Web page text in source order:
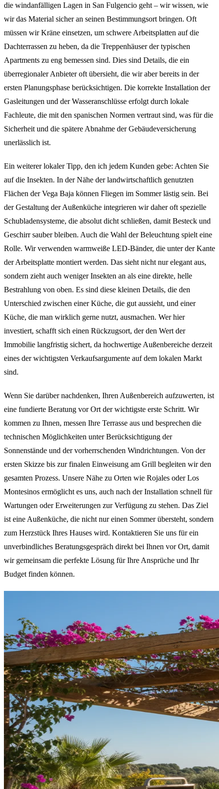
die windanfälligen Lagen in San Fulgencio geht – wir wissen, wie
wir das Material sicher an seinen Bestimmungsort bringen. Oft
müssen wir Kräne einsetzen, um schwere Arbeitsplatten auf die
Dachterrassen zu heben, da die Treppenhäuser der typischen
Apartments zu eng bemessen sind. Dies sind Details, die ein
überregionaler Anbieter oft übersieht, die wir aber bereits in der
ersten Planungsphase berücksichtigen. Die korrekte Installation der
Gasleitungen und der Wasseranschlüsse erfolgt durch lokale
Fachleute, die mit den spanischen Normen vertraut sind, was für die
Sicherheit und die spätere Abnahme der Gebäudeversicherung
unerlässlich ist.
Ein weiterer lokaler Tipp, den ich jedem Kunden gebe: Achten Sie
auf die Insekten. In der Nähe der landwirtschaftlich genutzten
Flächen der Vega Baja können Fliegen im Sommer lästig sein. Bei
der Gestaltung der Außenküche integrieren wir daher oft spezielle
Schubladensysteme, die absolut dicht schließen, damit Besteck und
Geschirr sauber bleiben. Auch die Wahl der Beleuchtung spielt eine
Rolle. Wir verwenden warmweiße LED-Bänder, die unter der Kante
der Arbeitsplatte montiert werden. Das sieht nicht nur elegant aus,
sondern zieht auch weniger Insekten an als eine direkte, helle
Bestrahlung von oben. Es sind diese kleinen Details, die den
Unterschied zwischen einer Küche, die gut aussieht, und einer
Küche, die man wirklich gerne nutzt, ausmachen. Wer hier
investiert, schafft sich einen Rückzugsort, der den Wert der
Immobilie langfristig sichert, da hochwertige Außenbereiche derzeit
eines der wichtigsten Verkaufsargumente auf dem lokalen Markt
sind.
Wenn Sie darüber nachdenken, Ihren Außenbereich aufzuwerten, ist
eine fundierte Beratung vor Ort der wichtigste erste Schritt. Wir
kommen zu Ihnen, messen Ihre Terrasse aus und besprechen die
technischen Möglichkeiten unter Berücksichtigung der
Sonnenstände und der vorherrschenden Windrichtungen. Von der
ersten Skizze bis zur finalen Einweisung am Grill begleiten wir den
gesamten Prozess. Unsere Nähe zu Orten wie Rojales oder Los
Montesinos ermöglicht es uns, auch nach der Installation schnell für
Wartungen oder Erweiterungen zur Verfügung zu stehen. Das Ziel
ist eine Außenküche, die nicht nur einen Sommer übersteht, sondern
zum Herzstück Ihres Hauses wird. Kontaktieren Sie uns für ein
unverbindliches Beratungsgespräch direkt bei Ihnen vor Ort, damit
wir gemeinsam die perfekte Lösung für Ihre Ansprüche und Ihr
Budget finden können.